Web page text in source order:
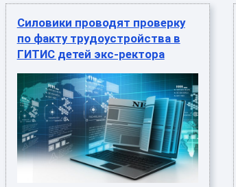
Силовики проводят проверку
по факту трудоустройства в
ГИТИС детей экс-ректора